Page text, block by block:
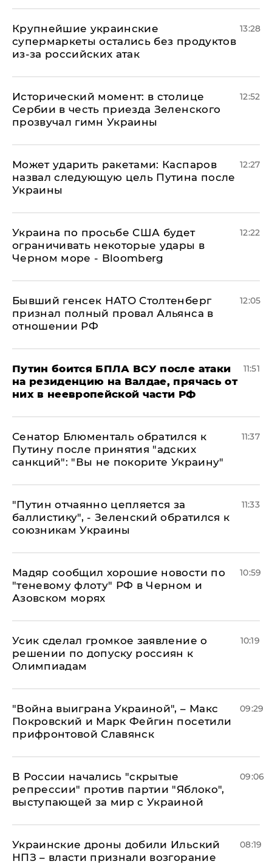
Крупнейшие украинские
супермаркеты остались без продуктов
из-за российских атак
13:28
Исторический момент: в столице
Сербии в честь приезда Зеленского
прозвучал гимн Украины
12:52
Может ударить ракетами: Каспаров
назвал следующую цель Путина после
Украины
12:27
Украина по просьбе США будет
ограничивать некоторые удары в
Черном море - Bloomberg
12:22
Бывший генсек НАТО Столтенберг
признал полный провал Альянса в
отношении РФ
12:05
Путин боится БПЛА ВСУ после атаки
на резиденцию на Валдае, прячась от
них в неевропейской части РФ
11:51
Сенатор Блюменталь обратился к
Путину после принятия "адских
санкций": "Вы не покорите Украину"
11:37
"Путин отчаянно цепляется за
баллистику", - Зеленский обратился к
союзникам Украины
11:33
Мадяр сообщил хорошие новости по
"теневому флоту" РФ в Черном и
Азовском морях
10:59
Усик сделал громкое заявление о
решении по допуску россиян к
Олимпиадам
10:19
"Война выиграна Украиной", – Макс
Покровский и Марк Фейгин посетили
прифронтовой Славянск
09:29
В России начались "скрытые
репрессии" против партии "Яблоко",
выступающей за мир с Украиной
09:06
Украинские дроны добили Ильский
НПЗ – власти признали возгорание
08:19